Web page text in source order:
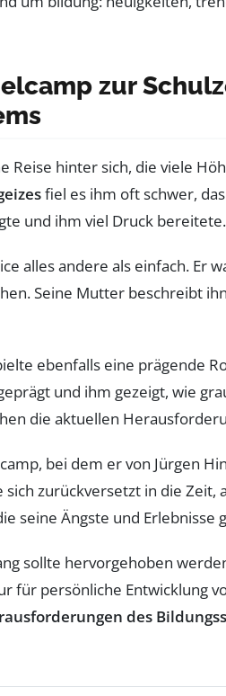
zur
Reise hinter sich, die viele
fiel es ihm oft schwer,
und ihm viel Druck bereitete.
alles andere als einfach. Er
Seine Mutter beschreibt
ebenfalls eine prägende
und ihm gezeigt, wie
die aktuellen
bei dem er von Jürgen
zurückversetzt in die
seine Ängste und
sollte hervorgehoben
für persönliche Entwicklung
des